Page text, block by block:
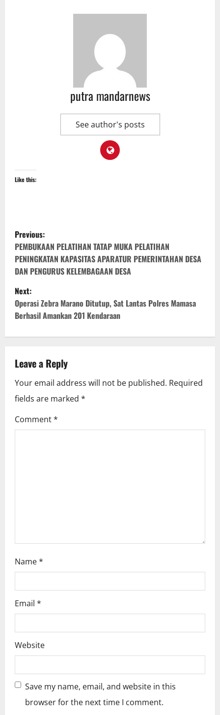
putra mandarnews
See author's posts
Like this:
P
o
s
t
n
a
v
i
g
a
t
Previous:
PEMBUKAAN PELATIHAN TATAP MUKA PELATIHAN
PENINGKATAN KAPASITAS APARATUR PEMERINTAHAN DESA
DAN PENGURUS KELEMBAGAAN DESA
Next:
Operasi Zebra Marano Ditutup, Sat Lantas Polres Mamasa
Berhasil Amankan 201 Kendaraan
Leave a Reply
Your email address will not be published. Required
fields are marked *
Comment*
Name*
Email *
Website
Save my name, email, and website in this
browser for the next time I comment.